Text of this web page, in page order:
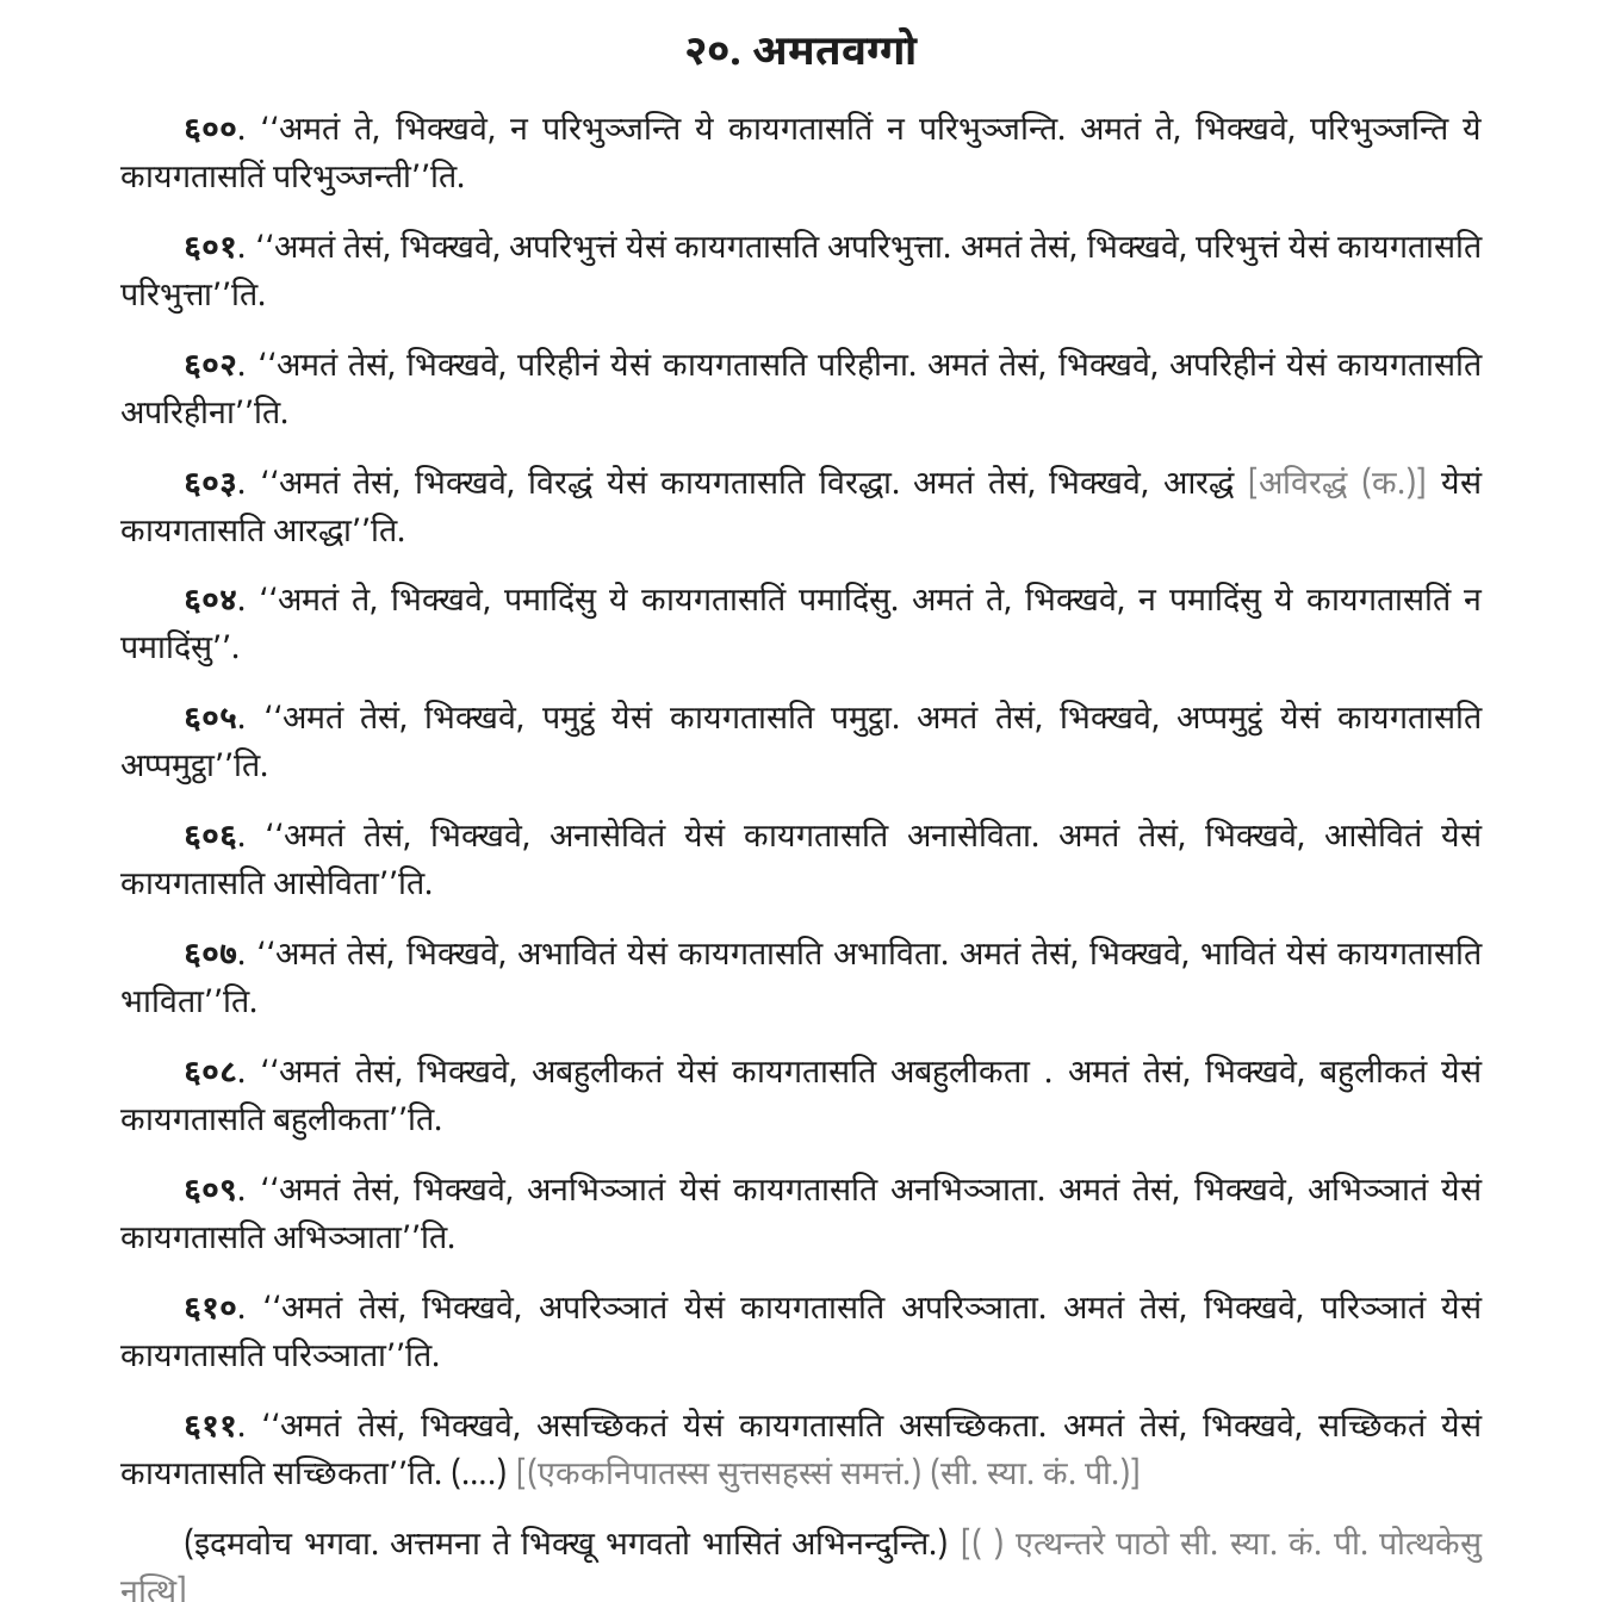
२०. अमतवग्गो
६००. ‘‘अमतंते, भिक्खवे, न परिभुञ्जन्ति ये कायगतासतिं न परिभुञ्जन्ति. अमतं ते, भिक्खवे, परिभुञ्जन्ति ये
कायगतासतिं परिभुञ्जन्ती’’ति.
६०१. ‘‘अमतं तेसं, भिक्खवे, अपरिभुत्तं येसं कायगतासति अपरिभुत्ता. अमतं तेसं, भिक्खवे, परिभुत्तं येसं कायगतासति
परिभुत्ता’’ति.
६०२. ‘‘अमतं तेसं, भिक्खवे, परिहीनं येसं कायगतासति परिहीना. अमतं तेसं, भिक्खवे, अपरिहीनं येसं कायगतासति
अपरिहीना’’ति.
६०३. ‘‘अमतं तेसं, भिक्खवे, विरद्धं येसं कायगतासति विरद्धा. अमतं तेसं, भिक्खवे, आरद्धं [अविरद्धं (क.)] येसं
कायगतासति आरद्धा’’ति.
६०४. ‘‘अमतं ते, भिक्खवे, पमादिंसु ये कायगतासतिं पमादिंसु. अमतं ते, भिक्खवे, न पमादिंसु ये कायगतासतिं न
पमादिंसु’’.
६०५. ‘‘अमतं तेसं, भिक्खवे, पमुट्ठं येसं कायगतासति पमुट्ठा. अमतं तेसं, भिक्खवे, अप्पमुट्ठं येसं कायगतासति
अप्पमुट्ठा’’ति.
६०६. ‘‘अमतं तेसं, भिक्खवे, अनासेवितं येसं कायगतासति अनासेविता. अमतं तेसं, भिक्खवे, आसेवितं येसं
कायगतासति आसेविता’’ति.
६०७. ‘‘अमतं तेसं, भिक्खवे, अभावितं येसं कायगतासति अभाविता. अमतं तेसं, भिक्खवे, भावितं येसं कायगतासति
भाविता’’ति.
६०८. ‘‘अमतं तेसं, भिक्खवे, अबहुलीकतं येसं कायगतासति अबहुलीकता . अमतं तेसं, भिक्खवे, बहुलीकतं येसं
कायगतासति बहुलीकता’’ति.
६०९. ‘‘अमतं तेसं, भिक्खवे, अनभिञ्ञातं येसं कायगतासति अनभिञ्ञाता. अमतं तेसं, भिक्खवे, अभिञ्ञातं येसं
कायगतासति अभिञ्ञाता’’ति.
६१०. ‘‘अमतं तेसं, भिक्खवे, अपरिञ्ञातं येसं कायगतासति अपरिञ्ञाता. अमतं तेसं, भिक्खवे, परिञ्ञातं येसं
कायगतासति परिञ्ञाता’’ति.
६११. ‘‘अमतं तेसं, भिक्खवे, असच्छिकतं येसं कायगतासति असच्छिकता. अमतं तेसं, भिक्खवे, सच्छिकतं येसं
कायगतासति सच्छिकता’’ति. (….) [(एककनिपातस्स सुत्तसहस्सं समत्तं.) (सी. स्या. कं. पी.)]
(इदमवोच भगवा. अत्तमना ते भिक्खू भगवतो भासितं अभिनन्दुन्ति.) [( ) एत्थन्तरे पाठो सी. स्या. कं. पी. पोत्थकेसु